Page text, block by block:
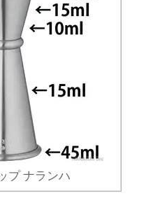
プ ナランハ